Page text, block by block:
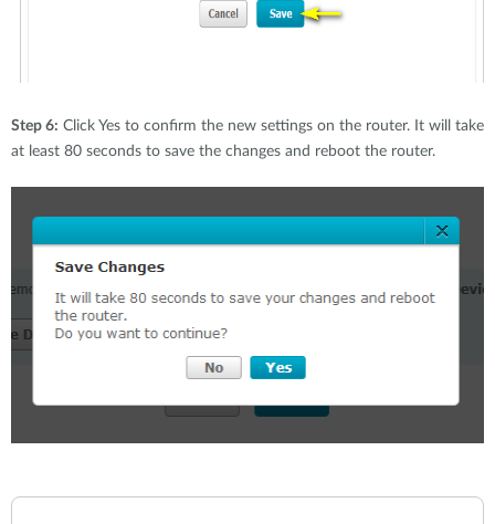
Step 6: Click Yes to confirm the new settings on the router. It will take
at least 80 seconds to save the changes and reboot the router.